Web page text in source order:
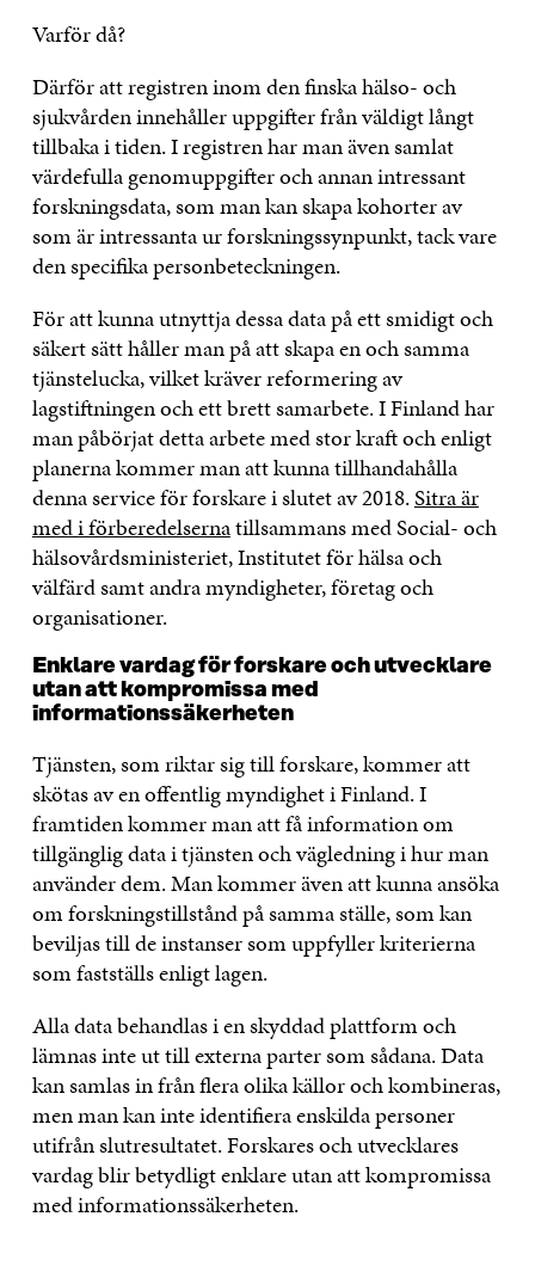
Varför då?
Därför att registren inom den finska hälso- och
sjukvården innehåller uppgifter från väldigt långt
tillbaka i tiden. I registren har man även samlat
värdefulla genomuppgifter och annan intressant
forskningsdata, som man kan skapa kohorter av
som är intressanta ur forskningssynpunkt, tack vare
den specifika personbeteckningen.
För att kunna utnyttja dessa data på ett smidigt och
säkert sätt håller man på att skapa en och samma
tjänstelucka, vilket kräver reformering av
lagstiftningen och ett brett samarbete. I Finland har
man påbörjat detta arbete med stor kraft och enligt
planerna kommer man att kunna tillhandahålla
denna service för forskare i slutet av 2018.Sitra är
med i förberedelsernatillsammans med Social- och
hälsovårdsministeriet, Institutet för hälsa och
välfärd samt andra myndigheter, företag och
organisationer.
Enklare vardag för forskare och utvecklare
utan att kompromissa med
informationssäkerheten
Tjänsten, som riktar sig till forskare, kommer att
skötas av en offentlig myndighet i Finland. I
framtiden kommer man att få information om
tillgänglig data i tjänsten och vägledning i hur man
använder dem. Man kommer även att kunna ansöka
om forskningstillstånd på samma ställe, som kan
beviljas till de instanser som uppfyller kriterierna
som fastställs enligt lagen.
Alla data behandlas i en skyddad plattform och
lämnas inte ut till externa parter som sådana. Data
kan samlas in från flera olika källor och kombineras,
men man kan inte identifiera enskilda personer
utifrån slutresultatet. Forskares och utvecklares
vardag blir betydligt enklare utan att kompromissa
med informationssäkerheten.